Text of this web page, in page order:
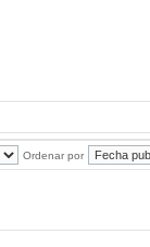
Ordenar por